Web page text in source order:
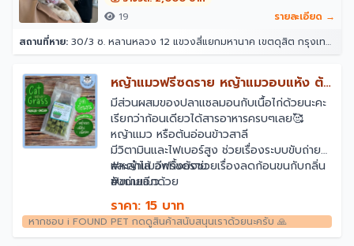
19
รายละเอียด →
สถานที่หาย: 30/3 ซ. หลานหลวง 12 แขวงสี่แยกมหานาค เขตดุสิต กรุงเทพมหานคร 10300
หญ้าแมวฟรีซดราย หญ้าแมวอบแห้ง ต้น
อ่อนข้าวสาลี
มีส่วนผสมของปลาแซลมอนกับเนื้อไก่ด้วยนะคะ
เรียกว่าก้อนเดียวได้สารอาหารครบๆเลย🥰
หญ้าแมว หรือต้นอ่อนข้าวสาลี
มีวิตามินและไฟเบอร์สูง ช่วยเรื่องระบบขับถ่าย
และลำไส้ อีกทั้งยังช่วยเรื่องลดก้อนขนกับกลิ่น
ขับถ่ายอีกด้วย
#หญ้าแมวฟรีซดราย
#ขนมแมว
#ขนมฟรีซดราย
#หญ้าแมว
#ขนมสัตว์เลี้ยง
ราคา: 15 บาท
หากชอบ i FOUND PET กดดูสินค้าสนับสนุนเราด้วยนะครับ 🙏